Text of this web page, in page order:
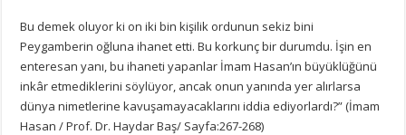
Bu demek oluyor ki on iki bin kişilik ordunun sekiz bini
Peygamberin oğluna ihanet etti. Bu korkunç bir durumdu. İşin en
enteresan yanı, bu ihaneti yapanlar İmam Hasan’ın büyüklüğünü
inkâr etmediklerini söylüyor, ancak onun yanında yer alırlarsa
dünya nimetlerine kavuşamayacaklarını iddia ediyorlardı?” (İmam
Hasan / Prof. Dr. Haydar Baş/ Sayfa:267-268)